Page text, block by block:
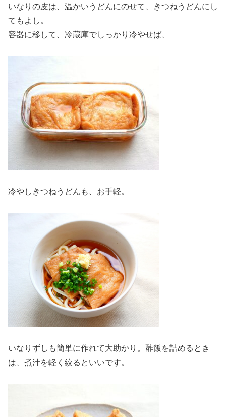
いなりの皮は、温かいうどんにのせて、きつねうどんにし
てもよし。
容器に移して、冷蔵庫でしっかり冷やせば、
冷やしきつねうどんも、お手軽。
いなりずしも簡単に作れて大助かり。酢飯を詰めるとき
は、煮汁を軽く絞るといいです。